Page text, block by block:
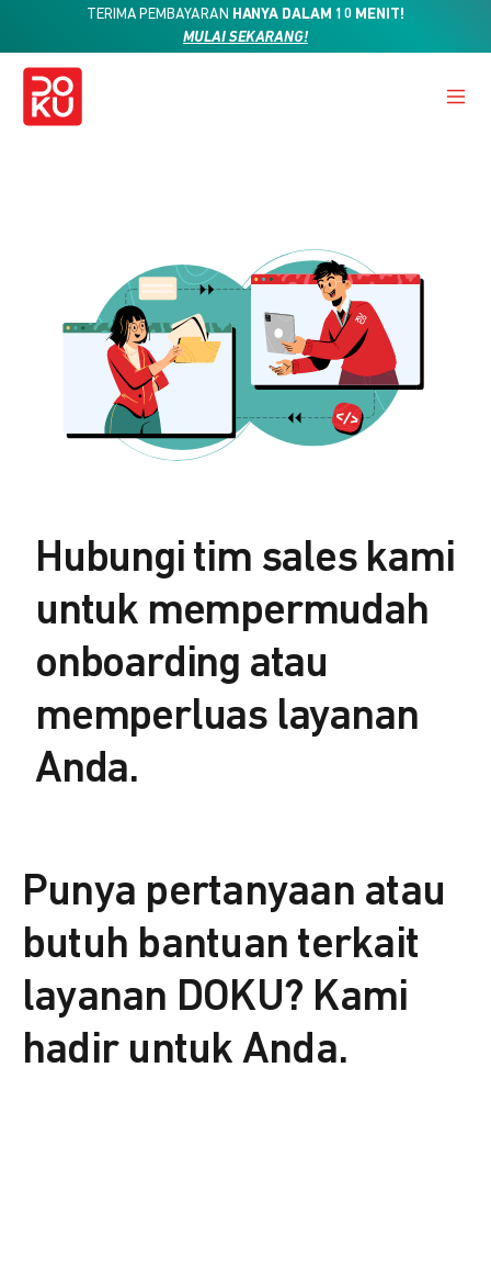
TERIMA PEMBAYARAN HANYA DALAM 10 MENIT!
MULAI SEKARANG!
Hubungi tim sales kami
untuk mempermudah
onboarding atau
memperluas layanan
Anda.
Punya pertanyaan atau
butuh bantuan terkait
layanan DOKU? Kami
hadir untuk Anda.